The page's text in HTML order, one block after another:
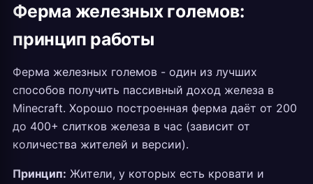
Ферма железных големов:
принцип работы
Ферма железных големов - один из лучших
способов получить пассивный доход железа в
Minecraft. Хорошо построенная ферма даёт от 200
до 400+ слитков железа в час (зависит от
количества жителей и версии).
Принцип: Жители, у которых есть кровати и